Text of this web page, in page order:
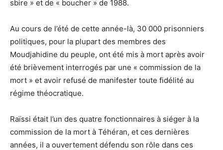
sbire » et de « boucher » de 1988.
Au cours de l’été de cette année-là, 30 000 prisonniers
politiques, pour la plupart des membres des
Moudjahidine du peuple, ont été mis à mort après avoir
été brièvement interrogés par une « commission de la
mort » et avoir refusé de manifester toute fidélité au
régime théocratique.
Raïssi était l’un des quatre fonctionnaires à siéger à la
commission de la mort à Téhéran, et ces dernières
années, il a ouvertement défendu son rôle dans ces